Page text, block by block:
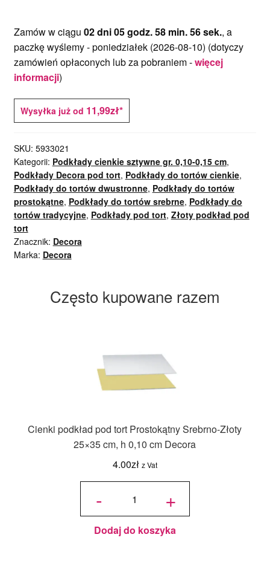
Zamów w ciągu 02 dni 05 godz. 58 min. 56 sek., a
paczkę wyślemy -poniedziałek (2026-08-10) (dotyczy
zamówień opłaconych lub za pobraniem -więcej
informacji)
Wysyłka już od 11,99zł*
SKU: 5933021
Kategorii: Podkłady cienkie sztywne gr. 0,10-0,15 cm,
Podkłady Decora pod tort, Podkłady do tortów cienkie,
Podkłady do tortów dwustronne, Podkłady do tortów
prostokątne, Podkłady do tortów srebrne, Podkłady do
tortów tradycyjne, Podkłady pod tort, Złoty podkład pod
tort
Znacznik: Decora
Marka: Decora
Często kupowane razem
Cienki podkład pod tort Prostokątny Srebrno-Złoty
25×35 cm, h 0,10 cm Decora
4.00zł z Vat
-
ilość Cienki
Prostokątny
Srebrno-
Złoty 25x35
cm, h 0,10
cm Decora
+
Dodaj do koszyka